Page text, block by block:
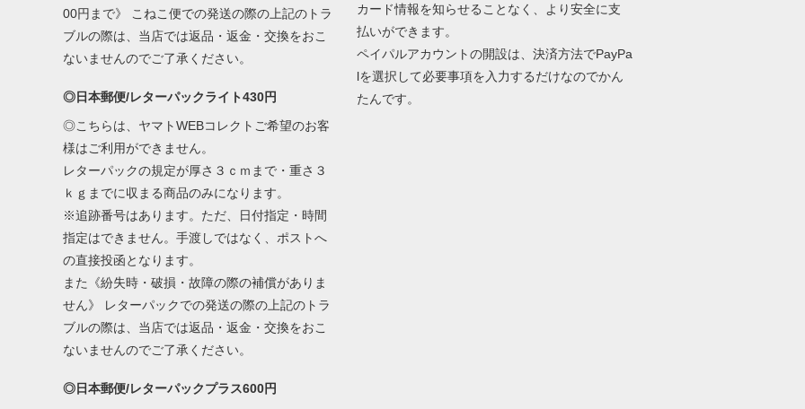
00円まで》 こねこ便での発送の際の上記のトラ
ブルの際は、当店では返品・返金・交換をおこ
ないませんのでご了承ください。
◎日本郵便/レターパックライト430円
◎こちらは、ヤマトWEBコレクトご希望のお客
様はご利用ができません。
レターパックの規定が厚さ３ｃｍまで・重さ３
ｋｇまでに収まる商品のみになります。
※追跡番号はあります。ただ、日付指定・時間
指定はできません。手渡しではなく、ポストへ
の直接投函となります。
また《紛失時・破損・故障の際の補償がありま
せん》 レターパックでの発送の際の上記のトラ
ブルの際は、当店では返品・返金・交換をおこ
ないませんのでご了承ください。
◎日本郵便/レターパックプラス600円
カード情報を知らせることなく、より安全に支
払いができます。
ペイパルアカウントの開設は、決済方法でPayPa
lを選択して必要事項を入力するだけなのでかん
たんです。